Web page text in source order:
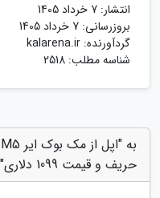
انتشار: 7 خرداد 1405
بروزرسانی: 7 خرداد 1405
گردآورنده: kalarena.ir
شناسه مطلب: 2518
حریف و قیمت 1099 دلاری" امتیاز دهید